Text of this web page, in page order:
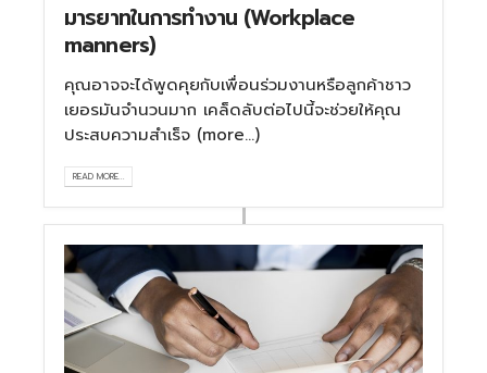
มารยาทในการทำงาน (Workplace
manners)
คุณอาจจะได้พูดคุยกับเพื่อนร่วมงานหรือลูกค้าชาว
เยอรมันจำนวนมาก เคล็ดลับต่อไปนี้จะช่วยให้คุณ
ประสบความสำเร็จ (more…)
READ MORE...